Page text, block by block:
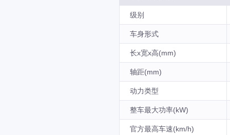
级别
车身形式
长x宽x高(mm)
轴距(mm)
动力类型
整车最大功率(kW)
官方最高车速(km/h)